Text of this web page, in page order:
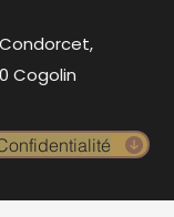
Cogolin